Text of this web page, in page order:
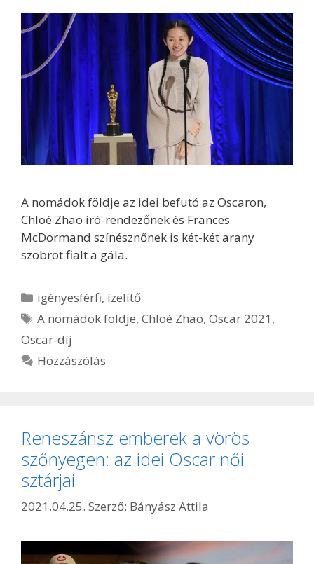
A nomádok földje az idei befutó az Oscaron,
Chloé Zhao író-rendezőnek és Frances
McDormand színésznőnek is két-két arany
szobrot fialt a gála.
Kategória
igényesférfi, ízelítő
Címkék
A nomádok földje,Chloé Zhao,Oscar 2021 ,
Oscar-díj
Hozzászólás
Reneszánsz emberek a vörös
szőnyegen: az idei Oscar női
sztárjai
2021.04.25. Szerző: Bányász Attila